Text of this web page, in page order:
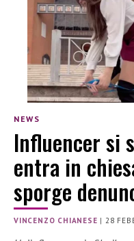
NEWS
Influencer si
entra in
sporge
VINCENZO CHIANESE |28